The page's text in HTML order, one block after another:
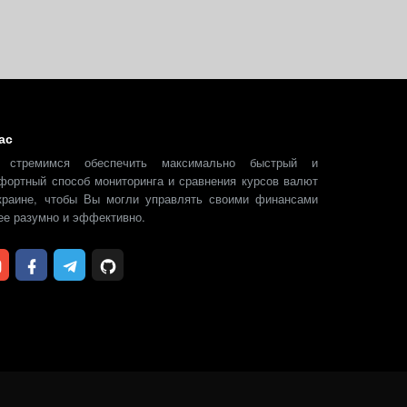
обеспечить максимально быстрый и
способ мониторинга и сравнения курсов валют
чтобы Вы могли управлять своими финансами
разумно и эффективно.